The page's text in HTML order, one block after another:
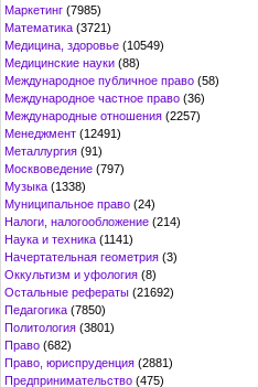
Маркетинг (7985)
Математика (3721)
Медицина, здоровье (10549)
Медицинские науки (88)
Международное публичное право (58)
Международное частное право (36)
Международные отношения (2257)
Менеджмент (12491)
Металлургия (91)
Москвоведение (797)
Музыка (1338)
Муниципальное право (24)
Налоги, налогообложение (214)
Наука и техника (1141)
Начертательная геометрия (3)
Оккультизм и уфология (8)
Остальные рефераты (21692)
Педагогика (7850)
Политология (3801)
Право (682)
Право, юриспруденция (2881)
Предпринимательство (475)